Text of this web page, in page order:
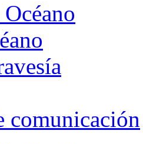
comunicación